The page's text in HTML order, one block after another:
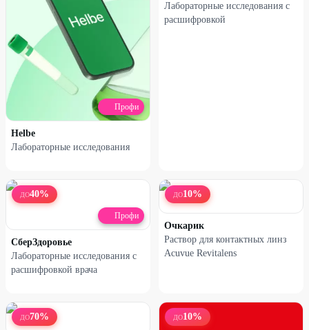
Профи
Helbe
Лабораторные исследования
Лабораторные исследования с
расшифровкой
ДО40%
Профи
СберЗдоровье
Лабораторные исследования с
расшифровкой врача
ДО10%
Очкарик
Раствор для контактных линз
Acuvue Revitalens
ДО70% ДО10%